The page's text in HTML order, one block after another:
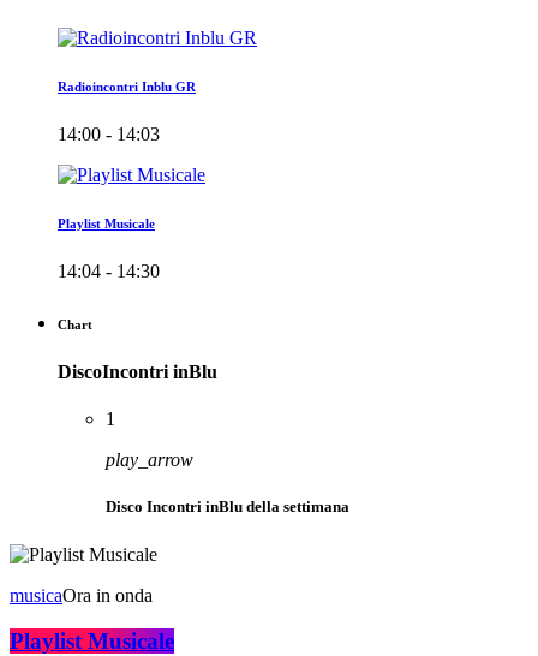
Radioincontri Inblu GR
14:00 - 14:03
Playlist Musicale
14:04 - 14:30
Chart
DiscoIncontri inBlu
1
play_arrow
Disco Incontri inBlu della settimana
musicaOra in onda
Playlist Musicale